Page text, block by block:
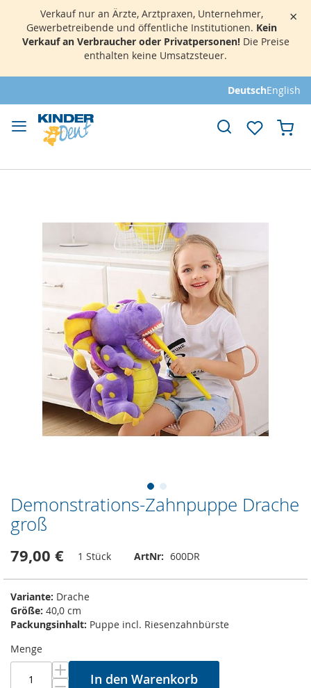
×
Verkauf nur an Ärzte, Arztpraxen, Unternehmer,
Gewerbetreibende und öffentliche Institutionen. Kein
Verkauf an Verbraucher oder Privatpersonen!Die Preise
enthalten keine Umsatzsteuer.
zum
DeutschEnglish
Zum
Anfang
der
springen
Demonstrations-Zahnpuppe Drache
groß
79,00 € 1 Stück ArtNr 600DR
Variante: Drache
Größe: 40,0 cm
Packungsinhalt: Puppe incl. Riesenzahnbürste
Menge
In den Warenkorb